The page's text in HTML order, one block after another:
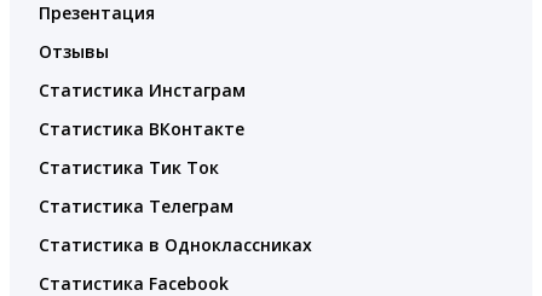
Презентация
Отзывы
Статистика Инстаграм
Статистика ВКонтакте
Статистика Тик Ток
Статистика Телеграм
Статистика в Одноклассниках
Статистика Facebook